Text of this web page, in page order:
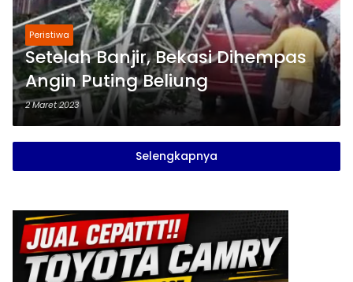
Peristiwa
Setelah Banjir, Bekasi Dihempas
Angin Puting Beliung
2 Maret 2023
Selengkapnya